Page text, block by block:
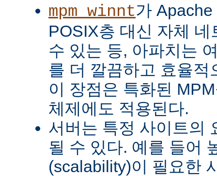
mpm_winnt가
POSIX층 대신 자체
수 있는 등, 아파치는
를 더 깔끔하고 효율적
이 장점은 특화된
체제에도 적용된다.
서버는 특정 사이트의
될 수 있다. 예를 들어
(scalability)이 필요한